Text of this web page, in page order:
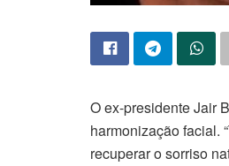
O ex-presidente Jair
harmonização facial.
recuperar o sorriso